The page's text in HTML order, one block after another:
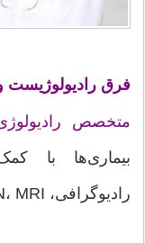
فرق رادیولوژیست
متخصص
بیماری‌ها با
رادیوگرافی، CT SCAN، MRI و. . . می‌پردازد.